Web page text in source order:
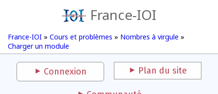
France-IOI
France-IOI » Cours et problèmes » Nombres à virgule »
Charger un module
Connexion Plan du site